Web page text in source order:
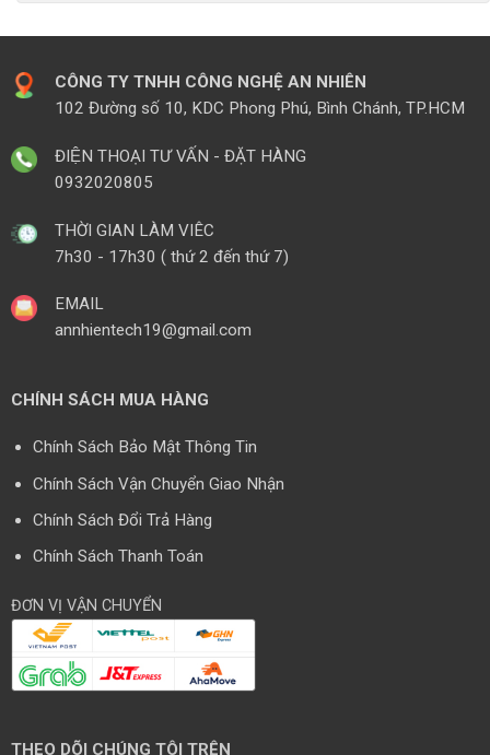
CÔNG TY TNHH CÔNG NGHỆ AN NHIÊN
102 Đường số 10, KDC Phong Phú, Bình Chánh, TP.HCM
ĐIỆN THOẠI TƯ VẤN - ĐẶT HÀNG
0932020805
THỜI GIAN LÀM VIÊC
7h30 - 17h30 ( thứ 2 đến thứ 7)
EMAIL
annhientech19@gmail.com
CHÍNH SÁCH MUA HÀNG
Chính Sách Bảo Mật Thông Tin
Chính Sách Vận Chuyển Giao Nhận
Chính Sách Đổi Trả Hàng
Chính Sách Thanh Toán
ĐƠN VỊ VẬN CHUYỂN
THEO DÕI CHÚNG TÔI TRÊN